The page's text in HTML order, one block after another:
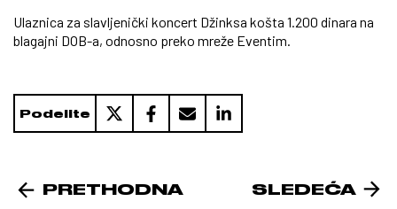
Ulaznica za slavljenički koncert Džinksa košta 1.200 dinara na
blagajni DOB-a, odnosno preko mreže Eventim.
Podelite
PRETHODNA SLEDEĆA